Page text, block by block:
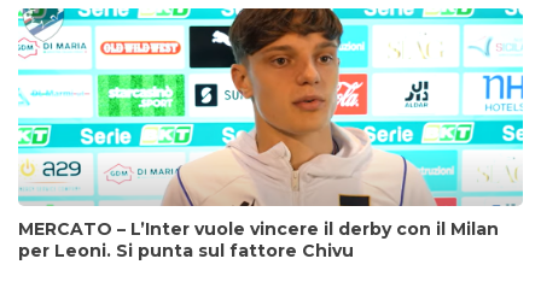
MERCATO – L’Inter vuole vincere il derby con il Milan
per Leoni. Si punta sul fattore Chivu